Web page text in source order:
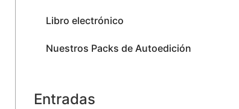
Libro electrónico
Nuestros Packs de Autoedición
Entradas